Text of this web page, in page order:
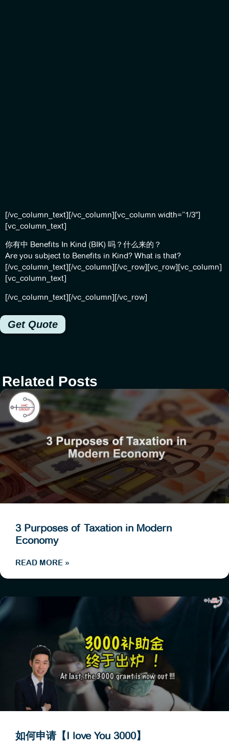
[/vc_column_text][/vc_column][vc_column width=”1/3″]
[vc_column_text]
你有中 Benefits In Kind (BIK) 吗？什么来的？
Are you subject to Benefits in Kind? What is that?
[/vc_column_text][/vc_column][/vc_row][vc_row][vc_column]
[vc_column_text]
[/vc_column_text][/vc_column][/vc_row]
Get Quote
Related Posts
3 Purposes of Taxation in Modern
Economy
READ MORE »
如何申请【I love You 3000】